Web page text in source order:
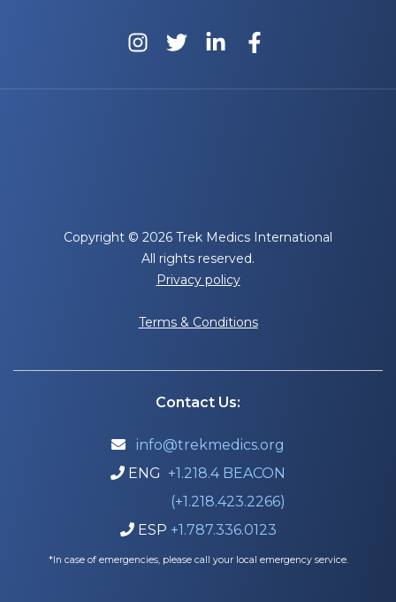
Copyright © 2026 Trek Medics International
All rights reserved.
Privacy policy
Terms & Conditions
Contact Us:
 info@trekmedics.org
 ENG +1.218.4 BEACON
(+1.218.423.2266)
 ESP +1.787.336.0123
*In case of emergencies, please call your local emergency service.